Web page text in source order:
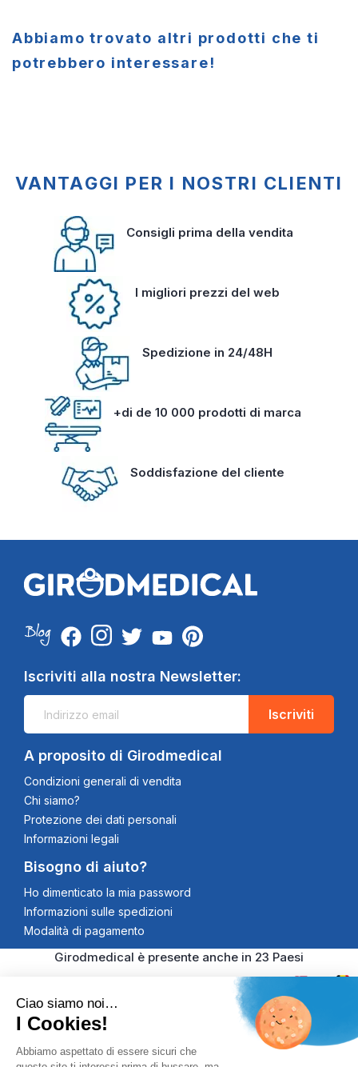
Abbiamo trovato altri prodotti che ti
potrebbero interessare!
VANTAGGI PER I NOSTRI CLIENTI
Consigli prima della vendita
I migliori prezzi del web
Spedizione in 24/48H
+di de 10 000 prodotti di marca
Soddisfazione del cliente
Iscriviti alla nostra Newsletter:
Iscriviti
A proposito di Girodmedical
Condizioni generali di vendita
Chi siamo?
Protezione dei dati personali
Informazioni legali
Bisogno di aiuto?
Ho dimenticato la mia password
Informazioni sulle spedizioni
Modalità di pagamento
Girodmedical è presente anche in 23 Paesi
© 2026 Girodmedical. Tutti i diritti riservati. Partita IVA
Ciao siamo noi…
I Cookies!
Abbiamo aspettato di essere sicuri che